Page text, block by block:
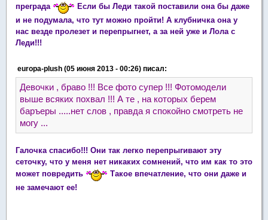
преграда
Если бы Леди такой поставили она бы даже
и не подумала, что тут можно пройти! А клубничка она у
нас везде пролезет и перепрыгнет, а за ней уже и Лола с
Леди!!!
europa-plush (05 июня 2013 - 00:26) писал:
Девочки , браво !!! Все фото супер !!! Фотомодели
выше всяких похвал !!! А те , на которых берем
баръеры .....нет слов , правда я спокойно смотреть не
могу ...
Галочка спасибо!!! Они так легко перепрыгивают эту
сеточку, что у меня нет никаких сомнений, что им как то это
может повредить
Такое впечатление, что они даже и
не замечают ее!